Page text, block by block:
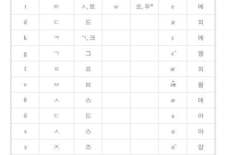
t ㅌ ㅅ, 트 w 오, 우* e 에
d ㄷ 드 ø 외
k ㅋ ㄱ, 크 ɛ 에
g ㄱ 그 ɛ̃ 앵
f ㅍ 프 œ 외
v ㅂ 브 욍
θ ㅅ 스 æ 애
ð ㄷ 드 a 아
s ㅅ 스 ɑ 아
z ㅈ 즈 ɑ̃ 앙